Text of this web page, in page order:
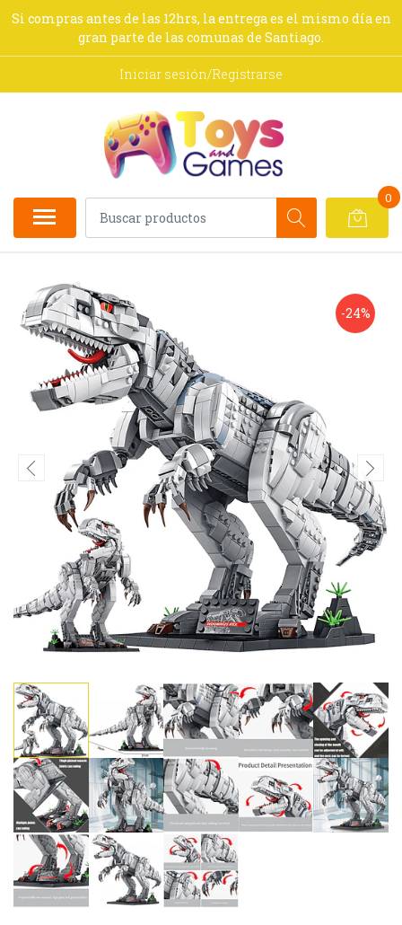
Si compras antes de las 12hrs, la entrega es el mismo día en
gran parte de las comunas de Santiago.
Iniciar sesión/Registrarse
0
-24%